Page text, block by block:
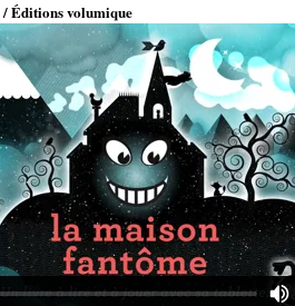
/ Éditions volumique